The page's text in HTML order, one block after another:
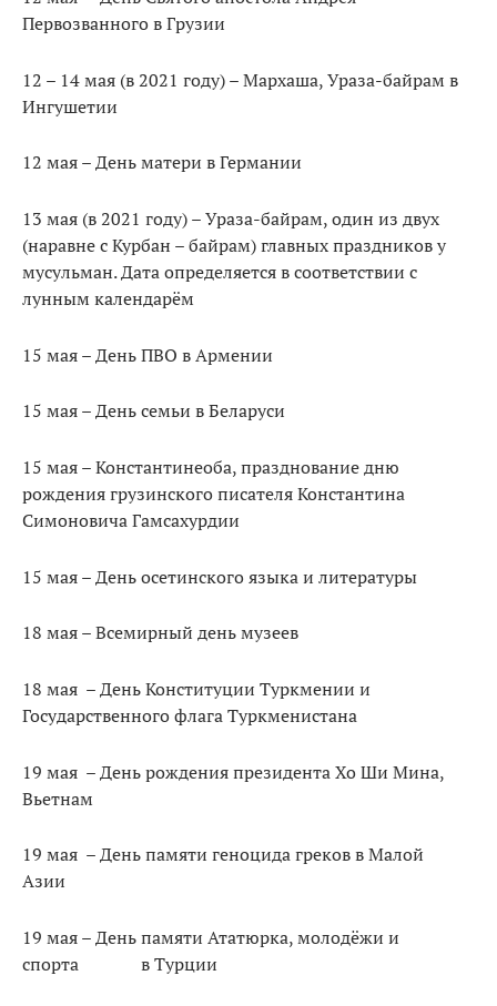
Первозванного в Грузии
12 – 14 мая (в 2021 году) – Мархаша, Ураза-байрам в
Ингушетии
12 мая – День матери в Германии
13 мая (в 2021 году) – Ураза-байрам, один из двух
(наравне с Курбан – байрам) главных праздников у
мусульман. Дата определяется в соответствии с
лунным календарём
15 мая – День ПВО в Армении
15 мая – День семьи в Беларуси
15 мая – Константинеоба, празднование дню
рождения грузинского писателя Константина
Симоновича Гамсахурдии
15 мая – День осетинского языка и литературы
18 мая – Всемирный день музеев
18 мая – День Конституции Туркмении и
Государственного флага Туркменистана
19 мая – День рождения президента Хо Ши Мина,
Вьетнам
19 мая – День памяти геноцида греков в Малой
Азии
19 мая – День памяти Ататюрка, молодёжи и
спорта в Турции